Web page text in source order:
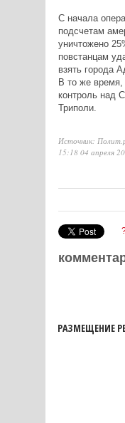
С начала
подсчетам
уничтожено
повстанцам
взять города
В то же время,
контроль над
Триполи.
Источник:
15:18 04 апреля
РАЗМЕЩЕНИЕ